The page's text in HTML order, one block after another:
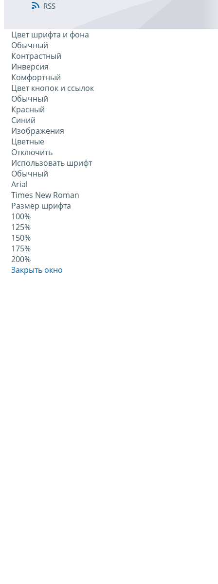
RSS
Цвет шрифта и фона
Обычный
Контрастный
Инверсия
Комфортный
Цвет кнопок и ссылок
Обычный
Красный
Синий
Изображения
Цветные
Отключить
Использовать шрифт
Обычный
Arial
Times New Roman
Размер шрифта
100%
125%
150%
175%
200%
Закрыть окно